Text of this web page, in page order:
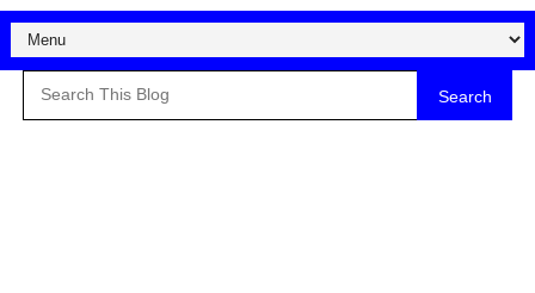
Search